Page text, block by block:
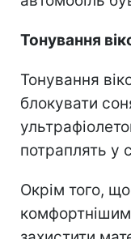
Тонування
Тонування
блокувати
потраплять у
Окрім того,